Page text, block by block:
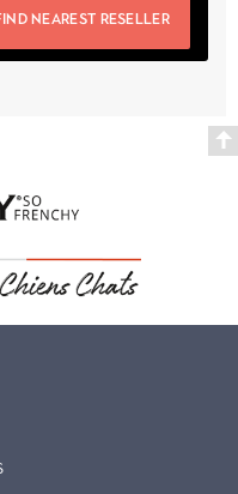
NEAREST RESELLER